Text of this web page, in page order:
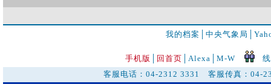
我的档案 │中央气象局 │
手机版 回首页 │Alexa│M-W
客服电话：04-2312 3331 客服传真：